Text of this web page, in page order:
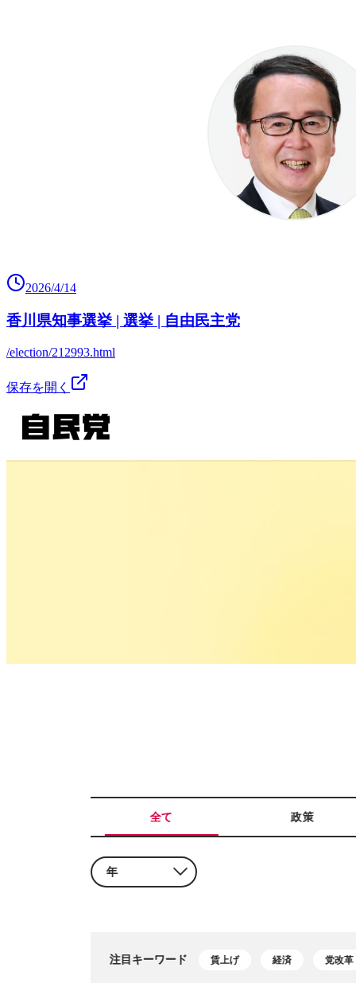
2026/4/14
香川県知事選挙 | 選挙 | 自由民主党
/election/212993.html
保存を開く